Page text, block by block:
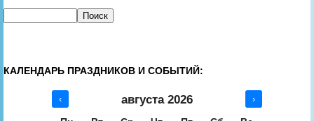
КАЛЕНДАРЬ ПРАЗДНИКОВ И СОБЫТИЙ:
‹ августа 2026 ›